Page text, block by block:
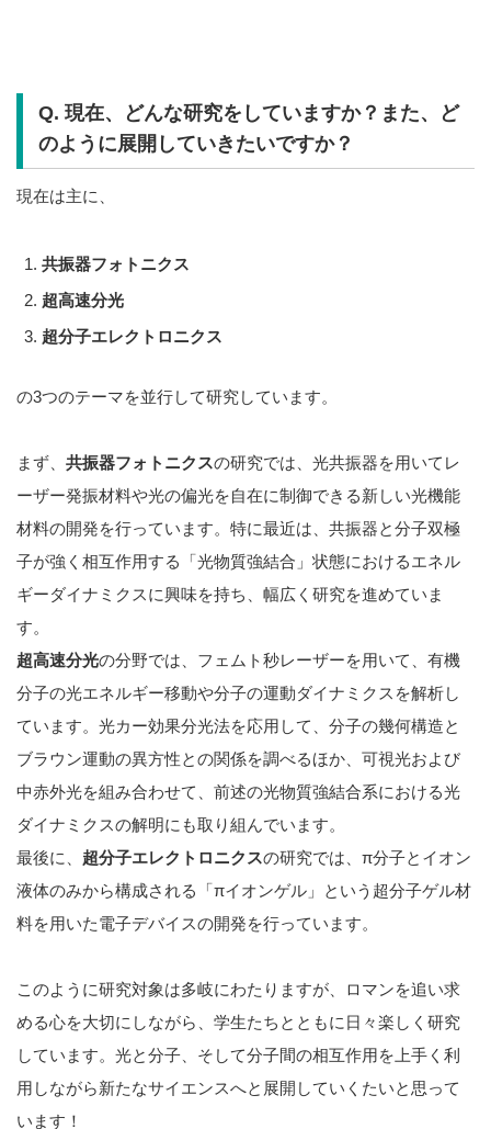
Q. 現在、どんな研究をしていますか？また、ど
のように展開していきたいですか？
現在は主に、
共振器フォトニクス
超高速分光
超分子エレクトロニクス
の3つのテーマを並行して研究しています。
まず、 共振器フォトニクスの研究では、光共振器を用いてレ
ーザー発振材料や光の偏光を自在に制御できる新しい光機能
材料の開発を行っています。特に最近は、共振器と分子双極
子が強く相互作用する「光物質強結合」状態におけるエネル
ギーダイナミクスに興味を持ち、幅広く研究を進めていま
す。
超高速分光の分野では、フェムト秒レーザーを用いて、有機
分子の光エネルギー移動や分子の運動ダイナミクスを解析し
ています。光カー効果分光法を応用して、分子の幾何構造と
ブラウン運動の異方性との関係を調べるほか、可視光および
中赤外光を組み合わせて、前述の光物質強結合系における光
ダイナミクスの解明にも取り組んでいます。
最後に、 超分子エレクトロニクスの研究では、π分子とイオン
液体のみから構成される「πイオンゲル」という超分子ゲル材
料を用いた電子デバイスの開発を行っています。
このように研究対象は多岐にわたりますが、ロマンを追い求
める心を大切にしながら、学生たちとともに日々楽しく研究
しています。光と分子、そして分子間の相互作用を上手く利
用しながら新たなサイエンスへと展開していくたいと思って
います！